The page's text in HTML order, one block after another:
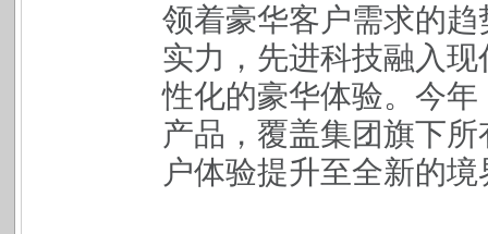
领着豪华客户需求的
实力，先进科技融入
性化的豪华体验。今
产品，覆盖集团旗下
户体验提升至全新的境